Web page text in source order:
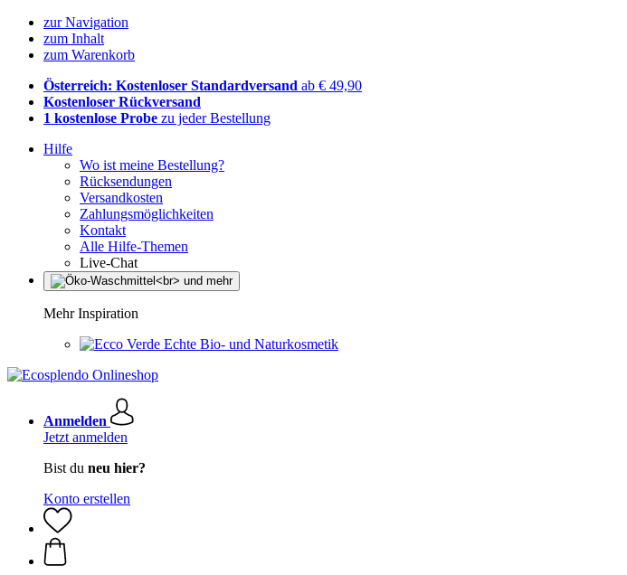
zur Navigation
zum Inhalt
zum Warenkorb
Österreich: Kostenloser Standardversand ab € 49,90
Kostenloser Rückversand
1 kostenlose Probe zu jeder Bestellung
Hilfe
Wo ist meine Bestellung?
Rücksendungen
Versandkosten
Zahlungsmöglichkeiten
Kontakt
Alle Hilfe-Themen
Live-Chat
Mehr Inspiration
Echte Bio- und Naturkosmetik
Anmelden
Jetzt anmelden
Bist du neu hier?
Konto erstellen